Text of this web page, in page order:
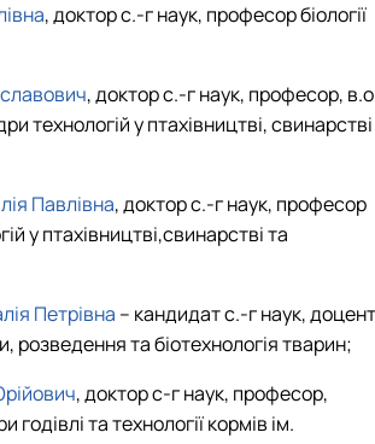
, доктор с.-г наук, професор біології
, доктор с.-г наук, професор,
технологій у птахівництві, свинарстві
Павлівна, доктор с.-г наук, професор
у птахівництві,свинарстві та
Петрівна – кандидат с.-г наук, доцент
розведення та біотехнологія тварин;
, доктор с-г наук, професор,
годівлі та технології кормів ім.